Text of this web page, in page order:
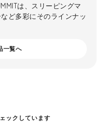
は、スリーピングマ
ど多彩にそのラインナッ
一覧へ
ックしています